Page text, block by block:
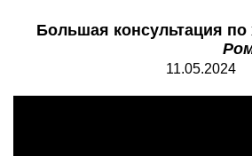
Большая консультация